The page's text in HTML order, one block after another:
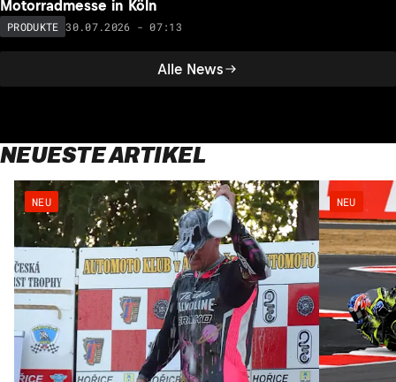
Alle News
Motorradmesse in Köln
PRODUKTE 30.07.2026 - 07:13
NEUESTE ARTIKEL
NEU NEU